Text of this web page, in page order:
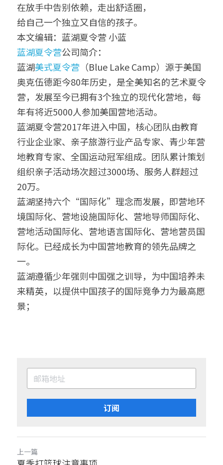
在放手中告别依赖，走出舒适圈，
给自己一个独立又自信的孩子。
本文编辑：蓝湖夏令营 小蓝
蓝湖夏令营公司简介：
蓝湖美式夏令营 （Blue Lake Camp）源于美国
奥克伍德距今80年历史，是全美知名的艺术夏令
营，发展至今已拥有3个独立的现代化营地，每
年有将近5000人参加美国营地活动。
蓝湖夏令营2017年进入中国，核心团队由教育
行业企业家、亲子旅游行业产品专家、青少年营
地教育专家、全国运动冠军组成。团队累计策划
组织亲子活动场次超过3000场、服务人群超过
20万。
蓝湖坚持六个“国际化”理念而发展，即营地环
境国际化、营地设施国际化、营地导师国际化、
营地活动国际化、营地语言国际化、营地营员国
际化。已经成长为中国营地教育的领先品牌之
一。
蓝湖遵循少年强则中国强之训导，为中国培养未
来精英，以提供中国孩子的国际竞争力为最高愿
景；
订阅
上一篇